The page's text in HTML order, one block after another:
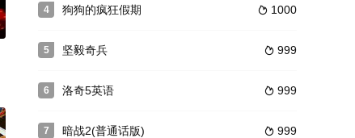
,以除眼中之钉,但容
寻求报复时，西高止山脉一个历史悠久的步枪俱乐部成为了一场惊心动魄
4  1000
狗狗的疯狂假期
5  999
坚毅奇兵
6  999
洛奇5英语
7  999
暗战2(普通话版)